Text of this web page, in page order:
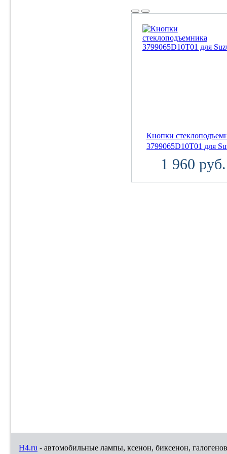
Кнопки
3799065D10T01 для
1 960 руб.
H4.ru - автомобильные лампы, ксенон, биксенон,